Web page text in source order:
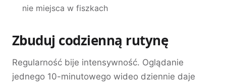
nie miejsca w fiszkach
Zbuduj codzienną rutynę
Regularność bije intensywność. Oglądanie
jednego 10-minutowego wideo dziennie daje